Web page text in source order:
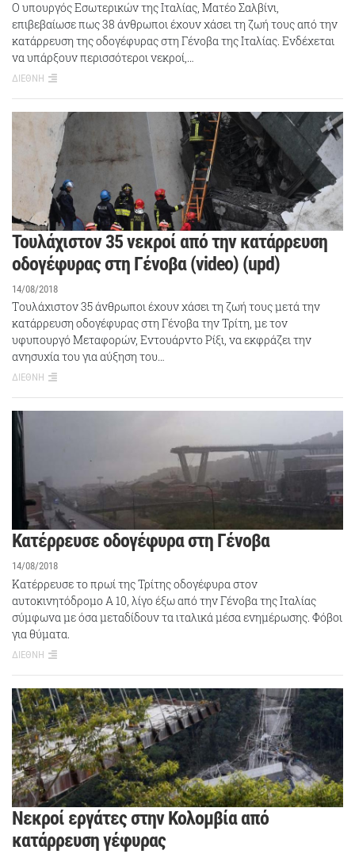
Ο υπουργός Εσωτερικών της Ιταλίας, Ματέο Σαλβίνι,
επιβεβαίωσε πως 38 άνθρωποι έχουν χάσει τη ζωή τους από την
κατάρρευση της οδογέφυρας στη Γένοβα της Ιταλίας. Ενδέχεται
να υπάρξουν περισσότεροι νεκροί,…
ΔΙΕΘΝΗ
Τουλάχιστον 35 νεκροί από την κατάρρευση
οδογέφυρας στη Γένοβα (video) (upd)
14/08/2018
Tουλάχιστον 35 άνθρωποι έχουν χάσει τη ζωή τους μετά την
κατάρρευση οδογέφυρας στη Γένοβα την Τρίτη, με τον
υφυπουργό Μεταφορών, Εντουάρντο Ρίξι, να εκφράζει την
ανησυχία του για αύξηση του…
ΔΙΕΘΝΗ
Κατέρρευσε οδογέφυρα στη Γένοβα
14/08/2018
Κατέρρευσε το πρωί της Τρίτης οδογέφυρα στον
αυτοκινητόδρομο A 10, λίγο έξω από την Γένοβα της Ιταλίας
σύμφωνα με όσα μεταδίδουν τα ιταλικά μέσα ενημέρωσης. Φόβοι
για θύματα.
ΔΙΕΘΝΗ
Νεκροί εργάτες στην Κολομβία από
κατάρρευση γέφυρας